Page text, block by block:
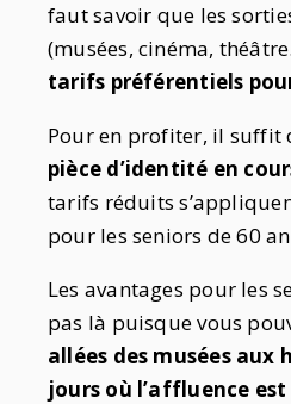
faut savoir que les
(musées, cinéma,
tarifs préférentiels
Pour en profiter, il suffit
pièce d’identité en
tarifs réduits
pour les seniors de 60
Les avantages pour les
pas là puisque vous
allées des musées aux
jours où l’affluence